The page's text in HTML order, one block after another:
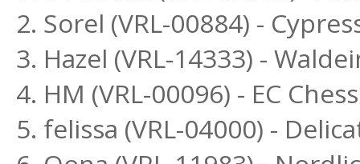
2. Sorel (VRL-00884) -
3. Hazel (VRL-14333) -
4. HM (VRL-00096) - EC
5. felissa (VRL-04000) -